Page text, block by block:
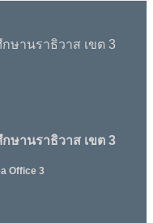
ษานราธิวาส เขต 3
ษานราธิวาส เขต 3
Office 3